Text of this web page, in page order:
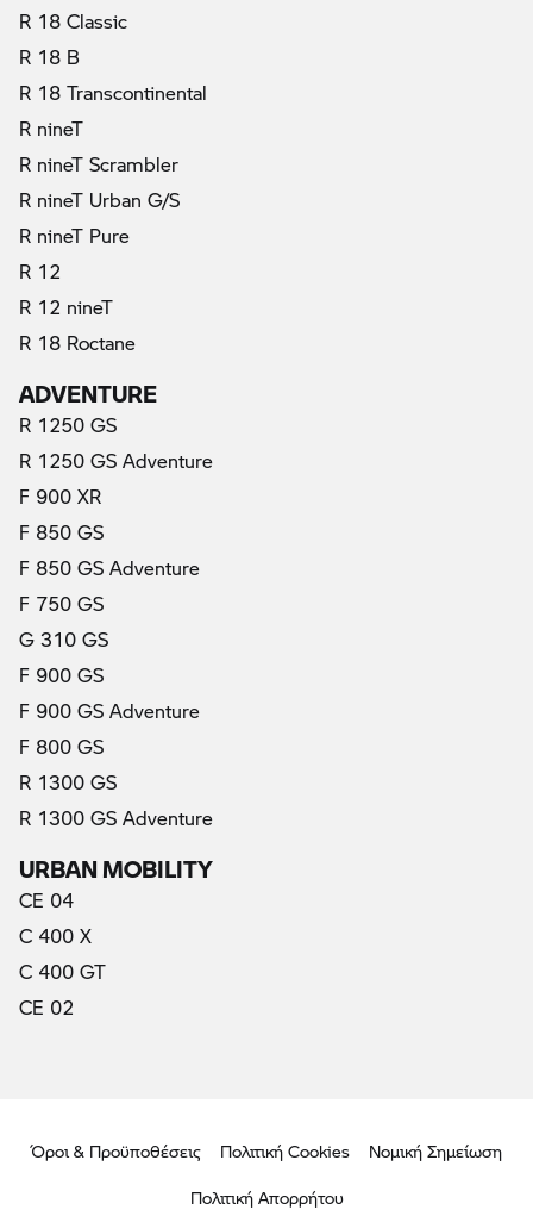
R 18 Classic
R 18 B
R 18 Transcontinental
R nineT
R nineT Scrambler
R nineT Urban G/S(τρέχον)
R nineT Pure
R 12
R 12 nineT
R 18 Roctane
ADVENTURE
R 1250 GS
R 1250 GS Adventure
F 900 XR
F 850 GS
F 850 GS Adventure
F 750 GS
G 310 GS
F 900 GS
F 900 GS Adventure
F 800 GS
R 1300 GS
R 1300 GS Adventure
URBAN MOBILITY
CE 04
C 400 X
C 400 GT
CE 02
Όροι & Προϋποθέσεις Πολιτική Cookies
Νομική Σημείωση
Πολιτική Απορρήτου